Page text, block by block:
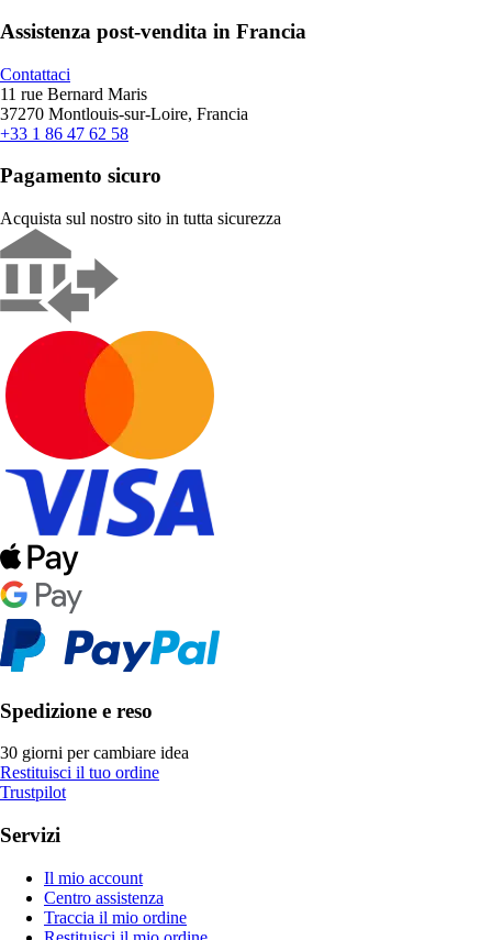
Assistenza post-vendita in Francia
Contattaci
11 rue Bernard Maris
37270 Montlouis-sur-Loire, Francia
+33 1 86 47 62 58
Pagamento sicuro
Acquista sul nostro sito in tutta sicurezza
Spedizione e reso
30 giorni per cambiare idea
Restituisci il tuo ordine
Trustpilot
Servizi
Il mio account
Centro assistenza
Traccia il mio ordine